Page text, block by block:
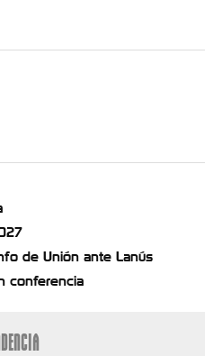
de Unión ante Lanús
conferencia